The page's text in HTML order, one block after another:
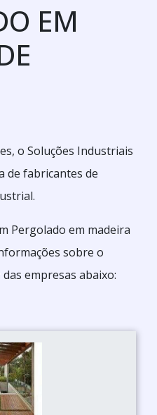
EM
o Soluções Industriais
de fabricantes de
Pergolado em madeira
sobre o
empresas abaixo: